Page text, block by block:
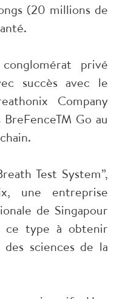
(20 millions de
privé
succès avec le
Company
Go au
Test System”,
une entreprise
de Singapour
ce type à obtenir
des sciences de la